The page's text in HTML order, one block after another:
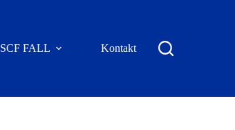
SCF FALL Kontakt